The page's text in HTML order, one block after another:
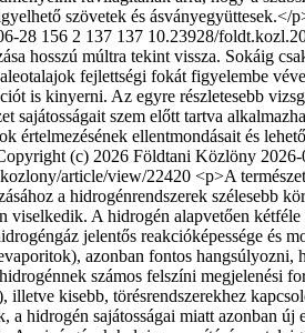
szövetek és ásványegyüttesek.</
28 156 2 137 137 10.23928/
hosszú múltra tekint vissza. Sokáig
fejlettségi fokát figyelembe
is kinyerni. Az egyre részletesebb
sajátosságait szem előtt tartva
értelmezésének ellentmondásait és
(c) 2026 Földtani Közlöny
article/view/22420 <p>A
a hidrogénrendszerek szélesebb
viselkedik. A hidrogén alapvetően
jelentős reakcióképessége és
azonban fontos
számos felszíni
illetve kisebb, törésrendszerekhez
a hidrogén sajátos­sá­gai miatt azonban